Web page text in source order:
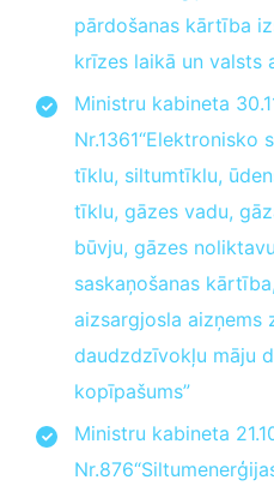
pārdošanas kārtība
krīzes laikā un valsts
Ministru kabineta
tīklu, siltumtīklu,
tīklu, gāzes vadu,
būvju, gāzes
saskaņošanas
aizsargjosla aizņems
daudzdzīvokļu māju
kopīpašums”
Ministru kabineta